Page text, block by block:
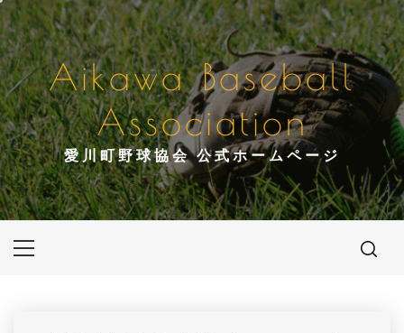
コ
ン
テ
ン
ツ
へ
ス
キ
ッ
プ
Aikawa Baseball
Association
愛川町野球協会 公式ホームページ
メ